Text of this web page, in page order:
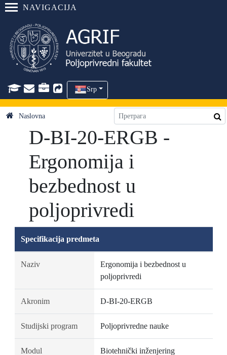
NAVIGACIJA
Srp
Naslovna
D-BI-20-ERGB -
Ergonomija i
bezbednost u
poljoprivredi
Specifikacija predmeta
Naziv
Ergonomija i bezbednost u
poljoprivredi
Akronim D-BI-20-ERGB
Studijski program Poljoprivredne nauke
Modul Biotehnički inženjering